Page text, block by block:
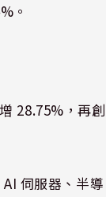
。
28.75%，再創
伺服器、半導